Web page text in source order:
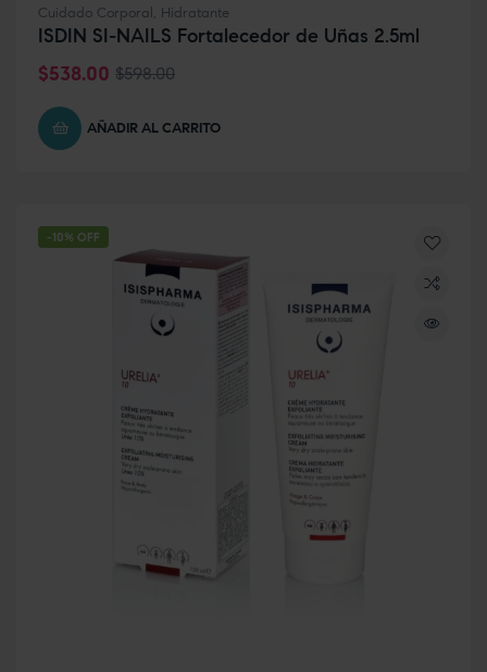
Cuidado Corporal , Hidratante
ISDIN SI-NAILS Fortalecedor de Uñas 2.5ml
$598.00
$538.00
AÑADIR AL CARRITO
-10% OFF